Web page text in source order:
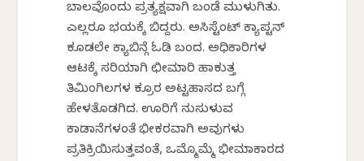
ಬಾಲವೊಂದು ಪ್ರತ್ಯಕ್ಷವಾಗಿ ಬಂಡೆ ಮುಳುಗಿತು.
ಎಲ್ಲರೂ ಭಯಕ್ಕೆ ಬಿದ್ದರು. ಅಸಿಸ್ಟೆಂಟ್‌ ಕ್ಯಾಪ್ಟನ್
ಕೂಡಲೇ ಕ್ಯಾಬಿನ್ಗೆ ಓಡಿ ಬಂದ. ಅಧಿಕಾರಿಗಳ
ಆಟಕ್ಕೆ ಸರಿಯಾಗಿ ಛೀಮಾರಿ ಹಾಕುತ್ತ
ತಿಮಿಂಗಿಲಗಳ ಕ್ರೂರ ಅಟ್ಟಹಾಸದ ಬಗ್ಗೆ
ಹೇಳತೊಡಗಿದ. ಊರಿಗೆ ನುಸುಳುವ
ಕಾಡಾನೆಗಳಂತೆ ಭೀಕರವಾಗಿ ಅವುಗಳು
ಪ್ರತಿಕ್ರಿಯಿಸುತ್ತವಂತೆ, ಒಮ್ಮೊಮ್ಮೆ ಭೀಮಾಕಾರದ